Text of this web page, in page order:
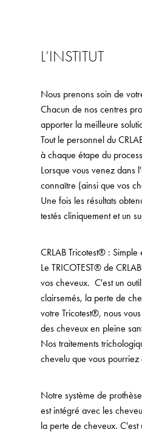
L’INSTITUT
Nous prenons soin de
Chacun de nos centres
apporter la meilleure
Tout le personnel du
à chaque étape du
Lorsque vous venez dans
connaître (ainsi que vos
Une fois les résultats
testés cliniquement et un
CRLAB Tricotest® : Simple
Le TRICOTEST® de
vos cheveux. C'est un
clairsemés, la perte de
votre Tricotest®, nous
des cheveux en pleine
Nos traitements
chevelu que vous
Notre système de
est intégré avec les
la perte de cheveux.